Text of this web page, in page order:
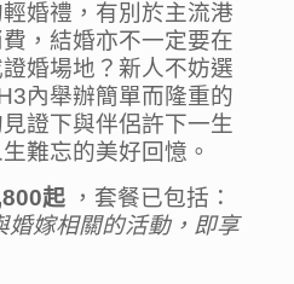
婚禮，有別於主流港
，結婚亦不一定要在
婚場地？新人不妨選
內舉辦簡單而隆重的
證下與伴侶許下一生
難忘的美好回憶。
起 ，套餐已包括：
婚嫁相關的活動，即享